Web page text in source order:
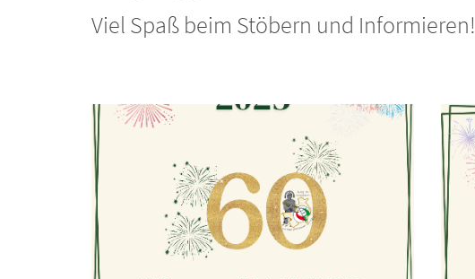
Viel Spaß beim Stöbern und Informieren!